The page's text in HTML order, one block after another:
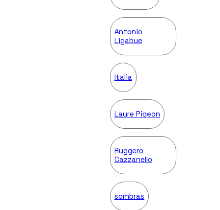
Antonio
Ligabue
Italia
Laure Pigeon
Ruggero
Cazzanello
sombras